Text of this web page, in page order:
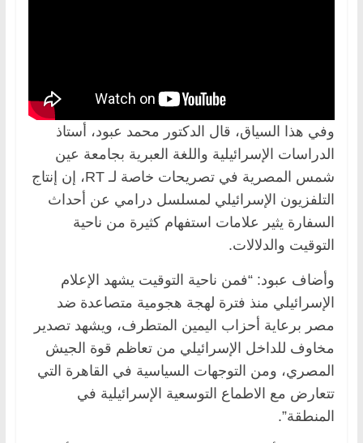
وفي هذا السياق، قال الدكتور محمد عبود، أستاذ
الدراسات الإسرائيلية واللغة العبرية بجامعة عين
شمس المصرية في تصريحات خاصة لـ RT، إن إنتاج
التلفزيون الإسرائيلي لمسلسل درامي عن أحداث
السفارة يثير علامات استفهام كثيرة من ناحية
التوقيت والدلالات.
وأضاف عبود: “فمن ناحية التوقيت يشهد الإعلام
الإسرائيلي منذ فترة لهجة هجومية متصاعدة ضد
مصر برعاية أحزاب اليمين المتطرف، ويشهد تصدير
مخاوف للداخل الإسرائيلي من تعاظم قوة الجيش
المصري، ومن التوجهات السياسية في القاهرة التي
تتعارض مع الاطماع التوسعية الإسرائيلية في
المنطقة”.